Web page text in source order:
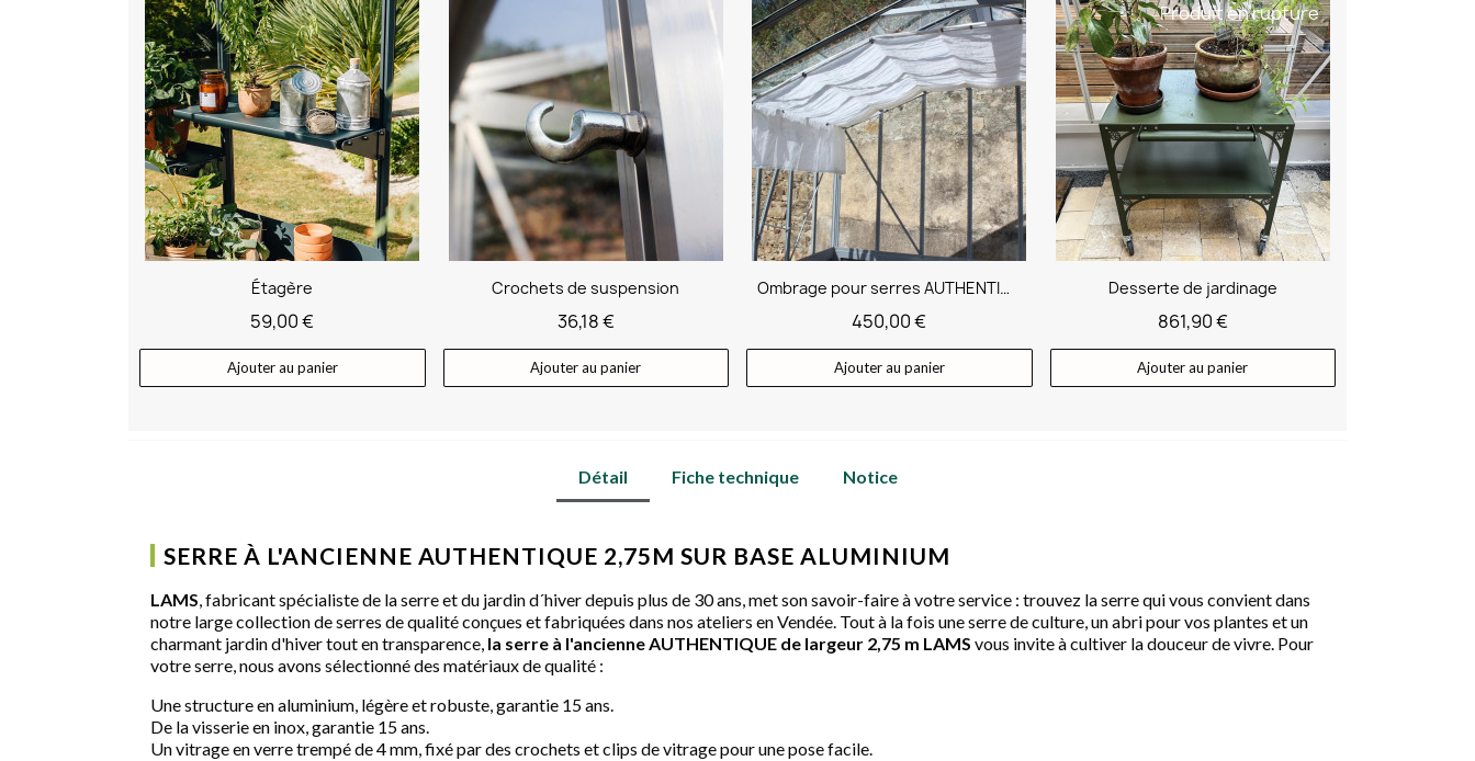
Étagère
59,00 €
Ajouter au panier
Crochets de suspension
36,18 €
Ajouter au panier
Ombrage pour serres AUTHENTIQUE et CLASSIQUE
450,00 €
Ajouter au panier
Produit en rupture
Desserte de jardinage
861,90 €
Ajouter au panier
Détail Fiche technique Notice
SERRE À L'ANCIENNE AUTHENTIQUE 2,75M SUR BASE ALUMINIUM
LAMS, fabricant spécialiste de la serre et du jardin d´hiver depuis plus de 30 ans, met son savoir-faire à votre service : trouvez la serre qui vous convient dans
notre large collection de serres de qualité conçues et fabriquées dans nos ateliers en Vendée. Tout à la fois une serre de culture, un abri pour vos plantes et un
charmant jardin d'hiver tout en transparence, la serre à l'ancienne AUTHENTIQUE de largeur 2,75 m LAMS vous invite à cultiver la douceur de vivre. Pour
votre serre, nous avons sélectionné des matériaux de qualité :
Une structure en aluminium, légère et robuste, garantie 15 ans.
De la visserie en inox, garantie 15 ans.
Un vitrage en verre trempé de 4 mm, fixé par des crochets et clips de vitrage pour une pose facile.